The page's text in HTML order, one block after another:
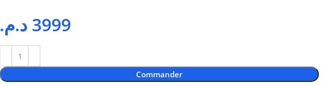
3999 د.م.
Commander